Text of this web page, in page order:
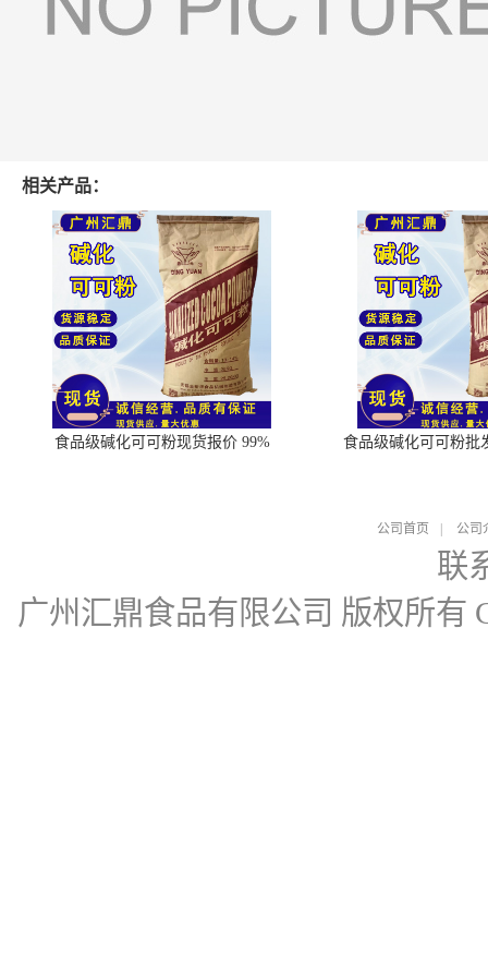
相关产品：
食品级碱化可可粉现货报价 99% 食品级碱化可可粉批
公司首页 公司
联
广州汇鼎食品有限公司 版权所有